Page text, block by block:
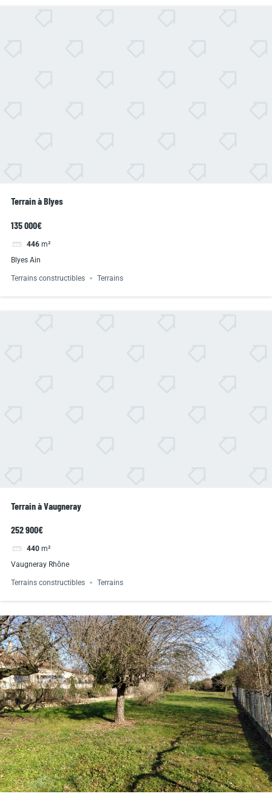
Terrain à Blyes
135 000€
446 m²
Blyes Ain
Terrains constructibles Terrains
Terrain à Vaugneray
252 900€
440 m²
Vaugneray Rhône
Terrains constructibles Terrains